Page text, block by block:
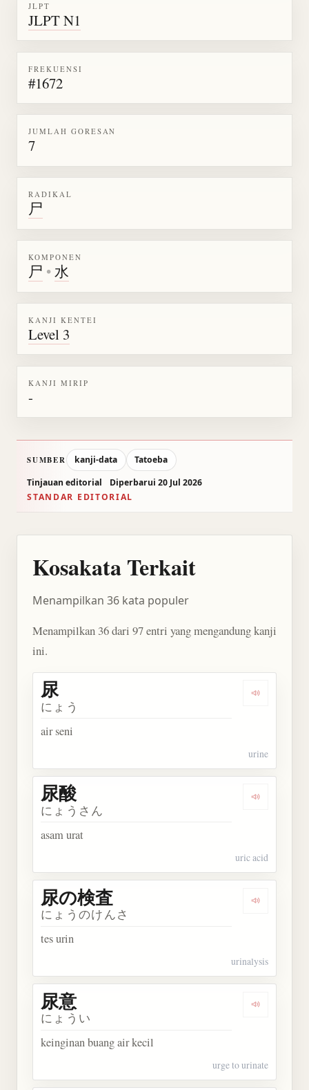
JLPT
JLPT N1
FREKUENSI
#1672
JUMLAH GORESAN
7
RADIKAL
尸
KOMPONEN
尸 •水
KANJI KENTEI
Level 3
KANJI MIRIP
-
SUMBER kanji-data
Tatoeba
Tinjauan editorial
Diperbarui 20 Jul 2026
STANDAR EDITORIAL
Kosakata Terkait
Menampilkan 36 kata populer
Menampilkan 36 dari 97 entri yang mengandung kanji
ini.
Dengarkan
尿
にょう
air seni
urine
Dengarkan
尿酸
にょうさん
asam urat
uric acid
Dengarkan
尿の検査
にょうのけんさ
tes urin
urinalysis
Dengarkan
尿意
にょうい
keinginan buang air kecil
urge to urinate